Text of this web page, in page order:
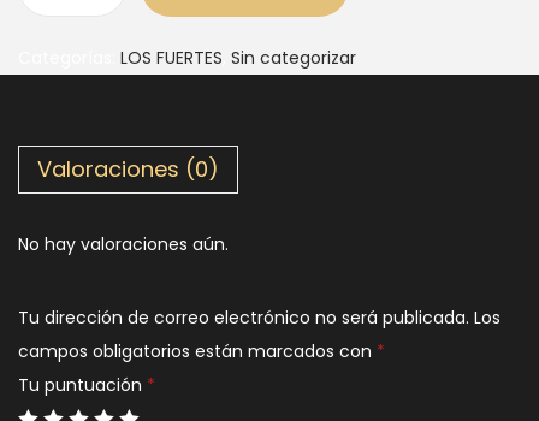
LOS FUERTES Sin categorizar
Valoraciones (0)
No hay valoraciones aún.
Tu dirección de correo electrónico no será publicada. Los
campos obligatorios están marcados con *
Tu puntuación *